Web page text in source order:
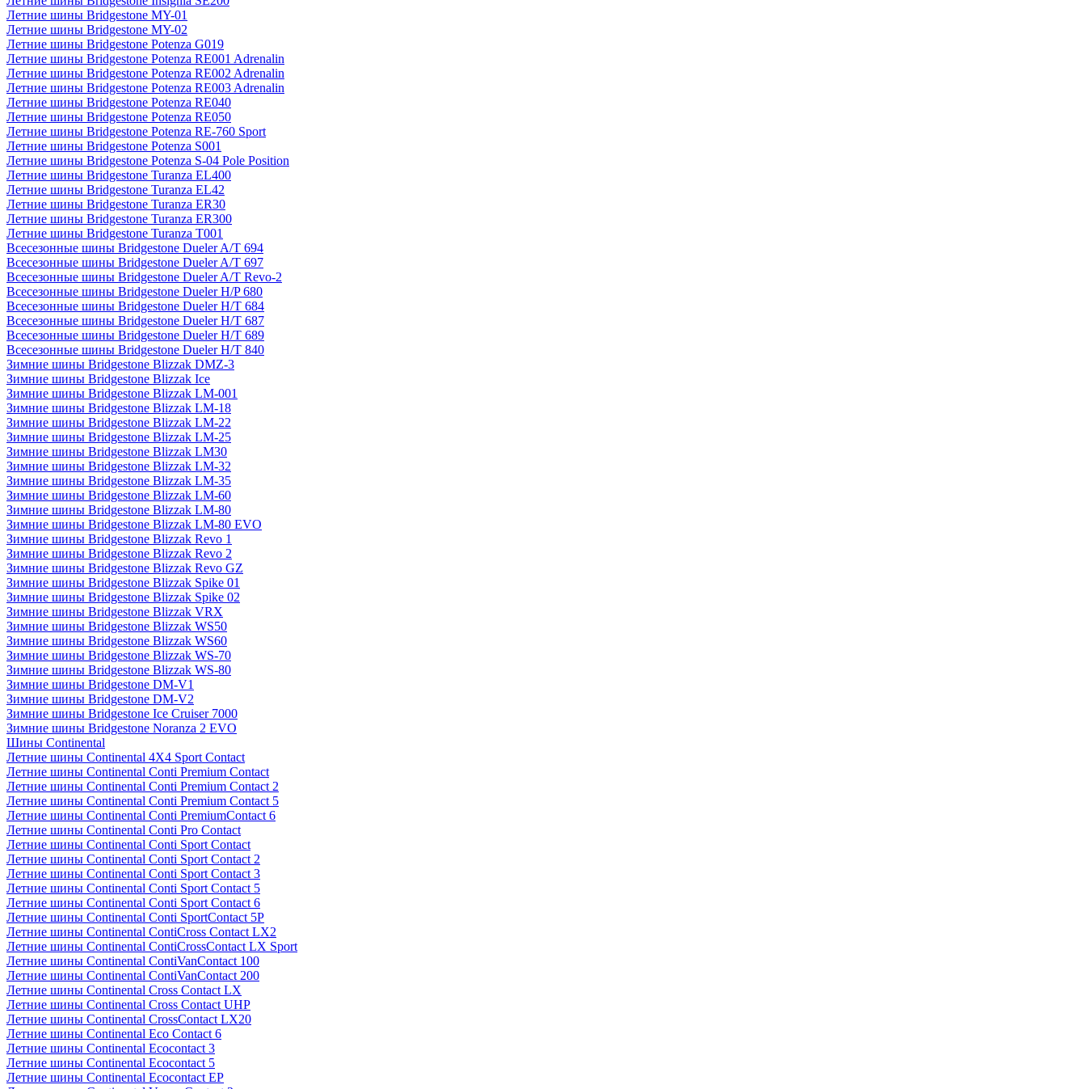
Летние шины Bridgestone MY-01
Летние шины Bridgestone MY-02
Летние шины Bridgestone Potenza G019
Летние шины Bridgestone Potenza RE001 Adrenalin
Летние шины Bridgestone Potenza RE002 Adrenalin
Летние шины Bridgestone Potenza RE003 Adrenalin
Летние шины Bridgestone Potenza RE040
Летние шины Bridgestone Potenza RE050
Летние шины Bridgestone Potenza RE-760 Sport
Летние шины Bridgestone Potenza S001
Летние шины Bridgestone Potenza S-04 Pole Position
Летние шины Bridgestone Turanza EL400
Летние шины Bridgestone Turanza EL42
Летние шины Bridgestone Turanza ER30
Летние шины Bridgestone Turanza ER300
Летние шины Bridgestone Turanza T001
Всесезонные шины Bridgestone Dueler A/T 694
Всесезонные шины Bridgestone Dueler A/T 697
Всесезонные шины Bridgestone Dueler A/T Revo-2
Всесезонные шины Bridgestone Dueler H/P 680
Всесезонные шины Bridgestone Dueler H/T 684
Всесезонные шины Bridgestone Dueler H/T 687
Всесезонные шины Bridgestone Dueler H/T 689
Всесезонные шины Bridgestone Dueler H/T 840
Зимние шины Bridgestone Blizzak DMZ-3
Зимние шины Bridgestone Blizzak Ice
Зимние шины Bridgestone Blizzak LM-001
Зимние шины Bridgestone Blizzak LM-18
Зимние шины Bridgestone Blizzak LM-22
Зимние шины Bridgestone Blizzak LM-25
Зимние шины Bridgestone Blizzak LM30
Зимние шины Bridgestone Blizzak LM-32
Зимние шины Bridgestone Blizzak LM-35
Зимние шины Bridgestone Blizzak LM-60
Зимние шины Bridgestone Blizzak LM-80
Зимние шины Bridgestone Blizzak LM-80 EVO
Зимние шины Bridgestone Blizzak Revo 1
Зимние шины Bridgestone Blizzak Revo 2
Зимние шины Bridgestone Blizzak Revo GZ
Зимние шины Bridgestone Blizzak Spike 01
Зимние шины Bridgestone Blizzak Spike 02
Зимние шины Bridgestone Blizzak VRX
Зимние шины Bridgestone Blizzak WS50
Зимние шины Bridgestone Blizzak WS60
Зимние шины Bridgestone Blizzak WS-70
Зимние шины Bridgestone Blizzak WS-80
Зимние шины Bridgestone DM-V1
Зимние шины Bridgestone DM-V2
Зимние шины Bridgestone Ice Cruiser 7000
Зимние шины Bridgestone Noranza 2 EVO
Шины Continental
Летние шины Continental 4X4 Sport Contact
Летние шины Continental Conti Premium Contact
Летние шины Continental Conti Premium Contact 2
Летние шины Continental Conti Premium Contact 5
Летние шины Continental Conti PremiumContact 6
Летние шины Continental Conti Pro Contact
Летние шины Continental Conti Sport Contact
Летние шины Continental Conti Sport Contact 2
Летние шины Continental Conti Sport Contact 3
Летние шины Continental Conti Sport Contact 5
Летние шины Continental Conti Sport Contact 6
Летние шины Continental Conti SportContact 5P
Летние шины Continental ContiCross Contact LX2
Летние шины Continental ContiCrossContact LX Sport
Летние шины Continental ContiVanContact 100
Летние шины Continental ContiVanContact 200
Летние шины Continental Cross Contact LX
Летние шины Continental Cross Contact UHP
Летние шины Continental CrossContact LX20
Летние шины Continental Eco Contact 6
Летние шины Continental Ecocontact 3
Летние шины Continental Ecocontact 5
Летние шины Continental Ecocontact EP